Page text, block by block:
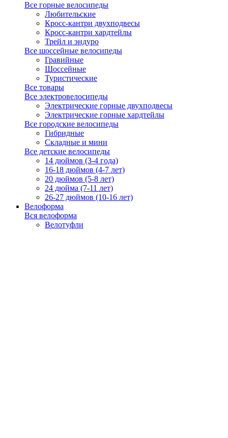
Все горные велосипеды
Любительские
Кросс-кантри двухподвесы
Кросс-кантри хардтейлы
Трейл и эндуро
Все шоссейные велосипеды
Гравийные
Шоссейные
Туристические
Все товары
Все электровелосипеды
Электрические горные двухподвесы
Электрические горные хардтейлы
Все городские велосипеды
Гибридные
Складные и мини
Все детские велосипеды
14 дюймов (3-4 года)
16-18 дюймов (4-7 лет)
20 дюймов (5-8 лет)
24 дюйма (7-11 лет)
26-27 дюймов (10-16 лет)
Велоформа
Вся велоформа
Велотуфли